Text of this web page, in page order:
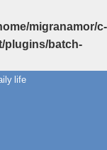
migranamor/c-
plugins/batch-
life